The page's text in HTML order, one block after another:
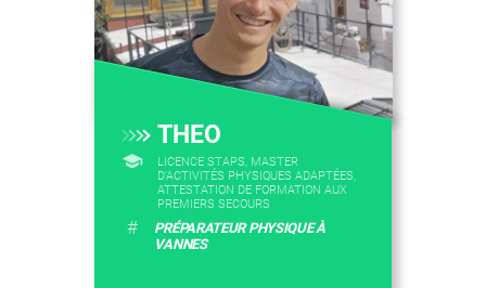
THEO
LICENCE STAPS, MASTER
D'ACTIVITÉS PHYSIQUES ADAPTÉES,
ATTESTATION DE FORMATION AUX
PREMIERS SECOURS
#
PRÉPARATEUR PHYSIQUE À
VANNES